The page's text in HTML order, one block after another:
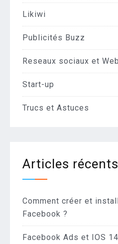
Likiwi
Publicités Buzz
Reseaux sociaux et
Start-up
Trucs et Astuces
Articles récents
Comment créer et
Facebook ?
Facebook Ads et IOS